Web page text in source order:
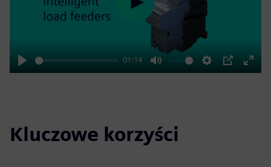
Play
01:14
Mute Settings
PIP
Enter
Play
Kluczowe korzyści